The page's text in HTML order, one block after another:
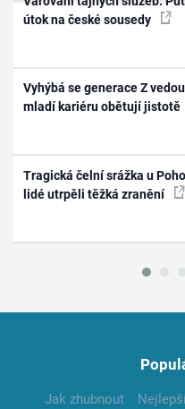
útok na české sousedy
Vyhýbá se generace Z
mladí kariéru obětují jistotě
Tragická čelní srážka u
lidé utrpěli těžká zranění
Jak zhubnout